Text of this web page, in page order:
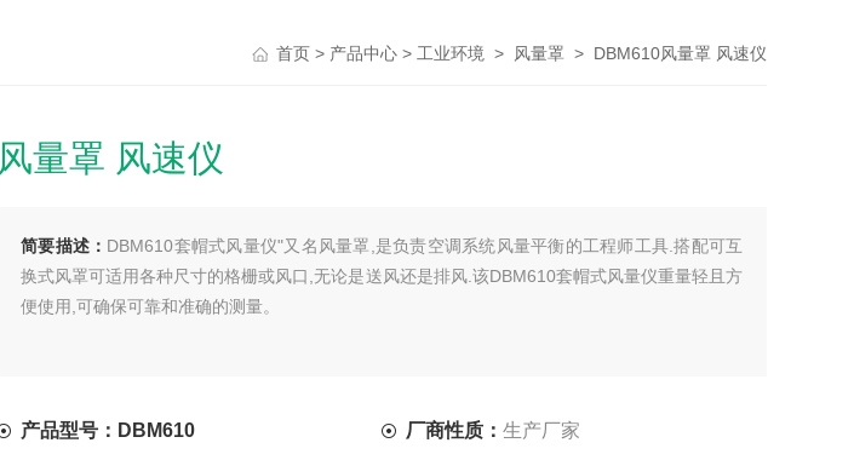
首页 > 产品中心 > 工业环境 > 风量罩 > DBM610风量罩 风速仪
风量罩 风速仪
简要描述： DBM610套帽式风量仪"又名风量罩,是负责空调系统风量平衡的工程师工具.搭配可互
换式风罩可适用各种尺寸的格栅或风口,无论是送风还是排风.该DBM610套帽式风量仪重量轻且方
便使用,可确保可靠和准确的测量。
产品型号：DBM610 厂商性质： 生产厂家